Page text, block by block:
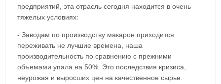
предприятий, эта отрасль сегодня находится в очень
тяжелых условиях:
- Заводам по производству макарон приходится
переживать не лучшие времена, наша
производительность по сравнению с прежними
объемами упала на 50%. Это последствия кризиса,
неурожая и выросших цен на качественное сырье.